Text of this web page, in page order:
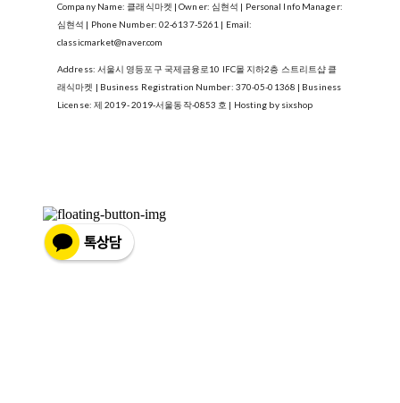
Company Name: 클래식마켓 | Owner: 심현석 | Personal Info Manager:
심현석 | Phone Number: 02-6137-5261 | Email:
classicmarket@naver.com
Address: 서울시 영등포구 국제금융로10 IFC몰 지하2층 스트리트샵 클
래식마켓 | Business Registration Number: 370-05-01368 | Business
License: 제 2019- 2019-서울동작-0853 호 | Hosting by sixshop